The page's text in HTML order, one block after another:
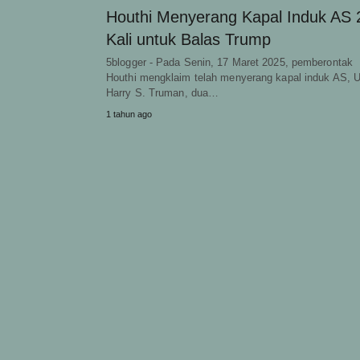
Houthi Menyerang Kapal Induk AS
Kali untuk Balas Trump
5blogger - Pada Senin, 17 Maret 2025, pemberontak
Houthi mengklaim telah menyerang kapal induk AS,
Harry S. Truman, dua…
1 tahun ago